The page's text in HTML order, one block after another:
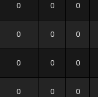
0 0 0
0 0 0
0 0 0
0 0 0